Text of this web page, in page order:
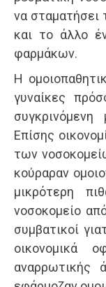
να σταματήσει
και το άλλο
φαρμάκων.
Η
γυναίκες
Επίσης
των
κούραραν
μικρότερη
νοσοκομείο
συμβατικοί
οικονομικά
αναρρωτικής